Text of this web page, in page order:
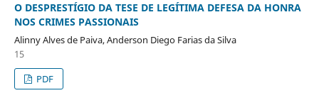
O DESPRESTÍGIO DA TESE DE LEGÍTIMA DEFESA DA HONRA
NOS CRIMES PASSIONAIS
Alinny Alves de Paiva, Anderson Diego Farias da Silva
15
PDF